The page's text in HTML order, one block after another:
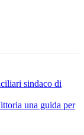
sindaco di
una guida per